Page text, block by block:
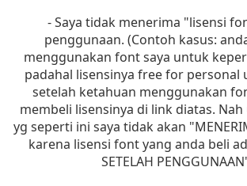
- Saya tidak menerima "lisensi
penggunaan. (Contoh kasus:
menggunakan font saya untuk
padahal lisensinya free for personal
setelah ketahuan menggunakan
membeli lisensinya di link diatas.
yg seperti ini saya tidak akan
karena lisensi font yang anda beli
SETELAH